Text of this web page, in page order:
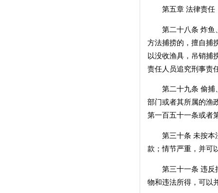
第五章 法律责任
第二十八条 炸鱼、
方法捕捞的，擅自捕
以没收渔具，吊销捕
责任人员追究刑事责
第二十九条 偷捕、
部门或者其所属的渔
第一百五十一条或者
第三十条 未按本法
款；情节严重，并可
第三十一条 违反捕
物和违法所得，可以